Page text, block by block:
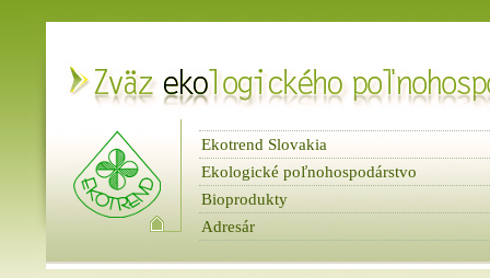
Ekotrend Slovakia
Ekologické poľnohospodárstvo
Bioprodukty
Adresár